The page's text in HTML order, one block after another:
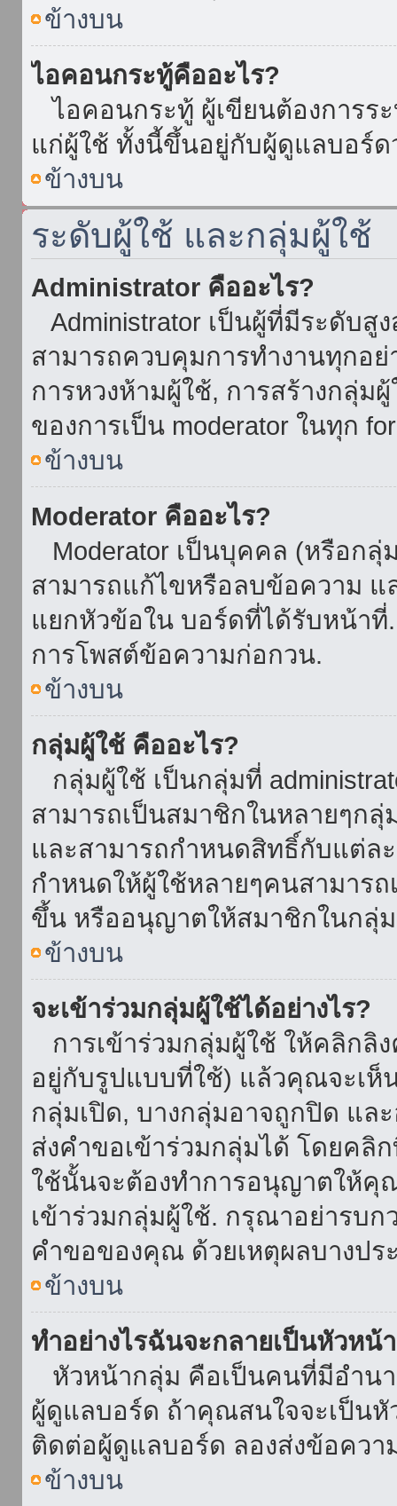
ข้างบน
ไอคอนกระทู้คืออะไร?
ไอคอนกระทู้ ผู้เขียนต้องการร
แก่ผู้ใช้ ทั้งนี้ขึ้นอยู่กับผู้ดูแลบอร์
ข้างบน
ระดับผู้ใช้ และกลุ่มผู้ใช้
Administrator คืออะไร?
Administrator เป็นผู้ที่มีระดับ
สามารถควบคุมการทำงานทุกอ
การหวงห้ามผู้ใช้, การสร้างกลุ่ม
ของการเป็น moderator ในทุก
ข้างบน
Moderator คืออะไร?
Moderator เป็นบุคคล (หรือก
สามารถแก้ไขหรือลบข้อความ แ
แยกหัวข้อใน บอร์ดที่ได้รับหน้าที่
การโพสต์ข้อความก่อกวน.
ข้างบน
กลุ่มผู้ใช้ คืออะไร?
กลุ่มผู้ใช้ เป็นกลุ่มที่
สามารถเป็นสมาชิกในหลายๆก
และสามารถกำหนดสิทธิ์กับแต่ล
กำหนดให้ผู้ใช้หลายๆคนสามารถ
ขึ้น หรืออนุญาตให้สมาชิกในกลุ่ม
ข้างบน
จะเข้าร่วมกลุ่มผู้ใช้ได้อย่างไร?
การเข้าร่วมกลุ่มผู้ใช้ ให้คลิก
อยู่กับรูปแบบที่ใช้) แล้วคุณจะเห็
กลุ่มเปิด, บางกลุ่มอาจถูกปิด แ
ส่งคำขอเข้าร่วมกลุ่มได้ โดยคลิ
ใช้นั้นจะต้องทำการอนุญาตให้คุ
เข้าร่วมกลุ่มผู้ใช้. กรุณาอย่ารบก
คำขอของคุณ ด้วยเหตุผลบางปร
ข้างบน
ทำอย่างไรฉันจะกลายเป็นหัวหน้
หัวหน้ากลุ่ม คือเป็นคนที่มีอำนา
ผู้ดูแลบอร์ด ถ้าคุณสนใจจะเป็น
ติดต่อผู้ดูแลบอร์ด ลองส่งข้อคว
ข้างบน